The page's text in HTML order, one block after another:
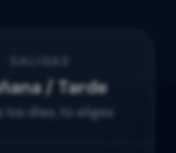
/ Tarde
los días, tú eliges